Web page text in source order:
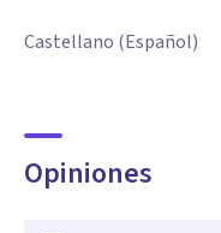
Castellano (Español)
Opiniones